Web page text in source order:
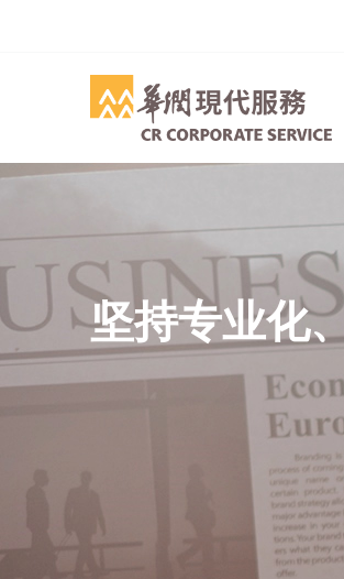
坚持专业化